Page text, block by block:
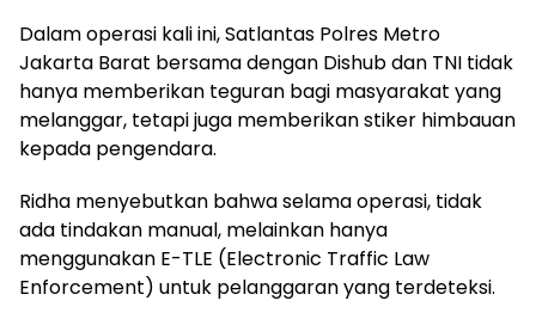
Dalam operasi kali ini, Satlantas Polres Metro
Jakarta Barat bersama dengan Dishub dan TNI tidak
hanya memberikan teguran bagi masyarakat yang
melanggar, tetapi juga memberikan stiker himbauan
kepada pengendara.
Ridha menyebutkan bahwa selama operasi, tidak
ada tindakan manual, melainkan hanya
menggunakan E-TLE (Electronic Traffic Law
Enforcement) untuk pelanggaran yang terdeteksi.